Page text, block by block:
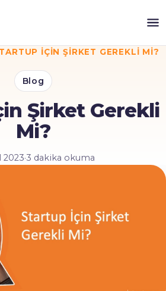
İÇIN ŞIRKET GEREKLI MI?
Blog
Şirket Gerekli
Mi?
2023·3 dakika okuma